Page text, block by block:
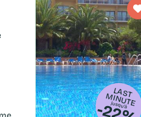
LA
S
T M
IN
U
TE
jusqu'à
-
2